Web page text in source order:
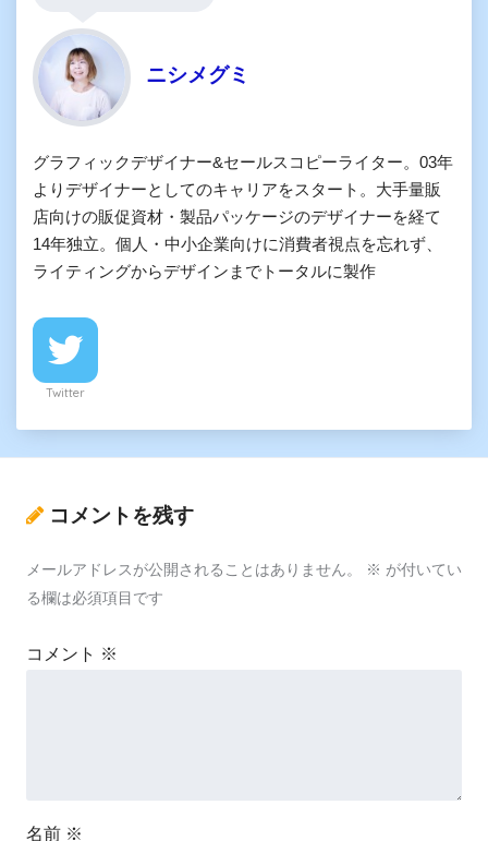
ニシメグミ
グラフィックデザイナー&セールスコピーライター。03年
よりデザイナーとしてのキャリアをスタート。大手量販
店向けの販促資材・製品パッケージのデザイナーを経て
14年独立。個人・中小企業向けに消費者視点を忘れず、
ライティングからデザインまでトータルに製作
Twitter
コメントを残す
メールアドレスが公開されることはありません。 ※ が付いてい
る欄は必須項目です
コメント ※
名前 ※